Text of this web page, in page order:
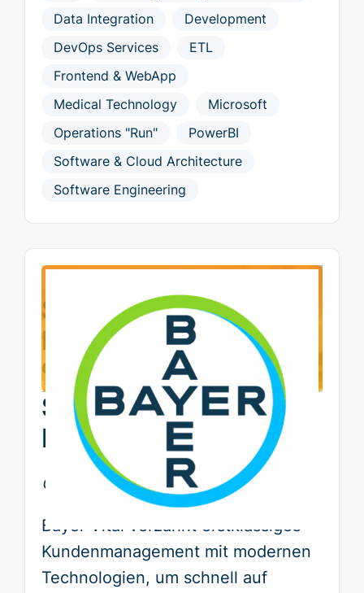
Data Integration
Development
DevOps Services
ETL
Frontend & WebApp
Medical Technology
Microsoft
Operations "Run"
PowerBI
Software & Cloud Architecture
Software Engineering
Sales Analytics
Platform
Consumer Health
Bayer Vital verzahnt erstklassiges
Kundenmanagement mit modernen
Technologien, um schnell auf
Sales Analytics
Platform
Case Study